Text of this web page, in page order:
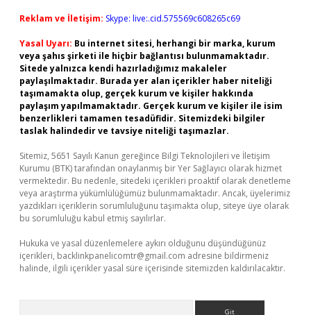
Reklam ve İletişim: Skype: live:.cid.575569c608265c69
Yasal Uyarı: Bu internet sitesi, herhangi bir marka, kurum
veya şahıs şirketi ile hiçbir bağlantısı bulunmamaktadır.
Sitede yalnızca kendi hazırladığımız makaleler
paylaşılmaktadır. Burada yer alan içerikler haber niteliği
taşımamakta olup, gerçek kurum ve kişiler hakkında
paylaşım yapılmamaktadır. Gerçek kurum ve kişiler ile isim
benzerlikleri tamamen tesadüfidir. Sitemizdeki bilgiler
taslak halindedir ve tavsiye niteliği taşımazlar.
Sitemiz, 5651 Sayılı Kanun gereğince Bilgi Teknolojileri ve İletişim
Kurumu (BTK) tarafından onaylanmış bir Yer Sağlayıcı olarak hizmet
vermektedir. Bu nedenle, sitedeki içerikleri proaktif olarak denetleme
veya araştırma yükümlülüğümüz bulunmamaktadır. Ancak, üyelerimiz
yazdıkları içeriklerin sorumluluğunu taşımakta olup, siteye üye olarak
bu sorumluluğu kabul etmiş sayılırlar.
Hukuka ve yasal düzenlemelere aykırı olduğunu düşündüğünüz
içerikleri, backlinkpanelicomtr@gmail.com adresine bildirmeniz
halinde, ilgili içerikler yasal süre içerisinde sitemizden kaldırılacaktır.